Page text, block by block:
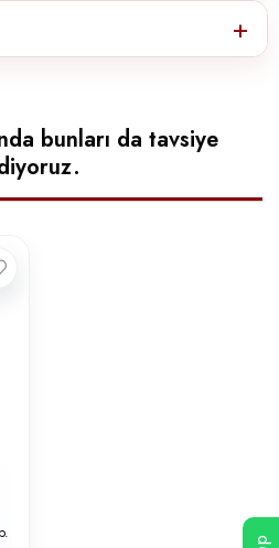
bunları da tavsiye